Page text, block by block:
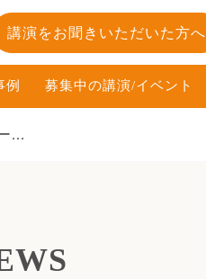
講演をお聞きいただいた方へ
例 募集中の講演/イベント
...